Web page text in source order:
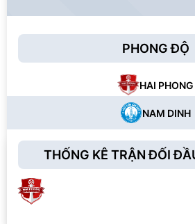
PHONG ĐỘ
HAI PHONG
NAM DINH
THỐNG KÊ TRẬN ĐỐI